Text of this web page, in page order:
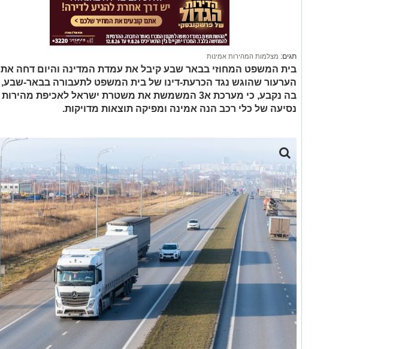
תגים: מצלמות המהירות אמינות
בית המשפט המחוזי בבאר שבע קיבל את עמדת המדינה והיום דחה את
הערעור שהוגש נגד הכרעת-דינו של בית המשפט לתעבורה בבאר-שבע,
בה נקבע, כי מערכת א3 המשמשת את משטרת ישראל לאכיפת מהירות
נסיעה של כלי רכב הנה אמינה ומפיקה תוצאות מדויקות.